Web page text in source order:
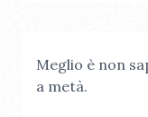
Meglio è non
a metà.